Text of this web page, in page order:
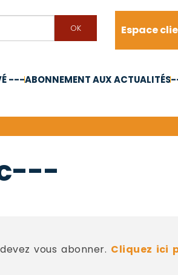
Espace
---ABONNEMENT AUX ACTUALITÉS
vous abonner. Cliquez ici